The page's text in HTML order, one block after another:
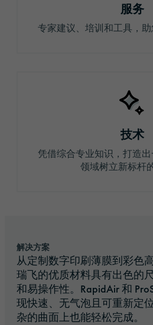
服务
专家建议、培训和工具，助
技术
凭借综合专业知识，打造
领域树立新标杆
解决方案
从定制数字印刷薄膜到彩色
瑞飞的优质材料具有出色的
和易操作性。RapidAir 和
现快速、无气泡且可重新定
杂的曲面上也能轻松完成。